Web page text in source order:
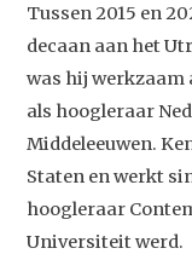
Tussen 2015 en
decaan aan het
was hij werkzaam
als hoogleraar
Middeleeuwen.
Staten en werkt
hoogleraar
Universiteit werd.